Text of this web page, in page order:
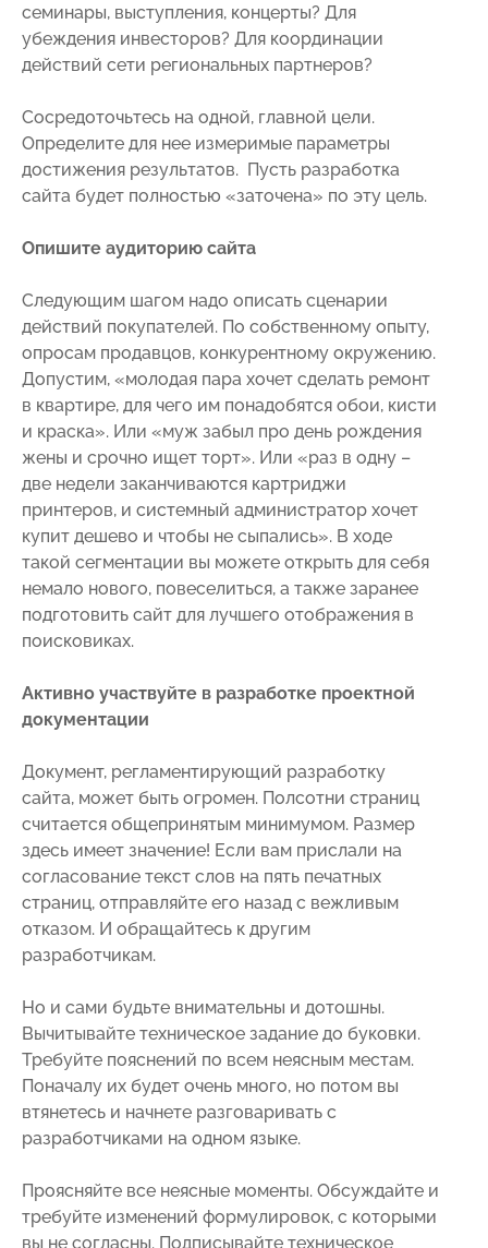
семинары, выступления, концерты? Для
убеждения инвесторов? Для координации
действий сети региональных партнеров?
Сосредоточьтесь на одной, главной цели.
Определите для нее измеримые параметры
достижения результатов. Пусть разработка
сайта будет полностью «заточена» по эту цель.
Опишите аудиторию сайта
Следующим шагом надо описать сценарии
действий покупателей. По собственному опыту,
опросам продавцов, конкурентному окружению.
Допустим, «молодая пара хочет сделать ремонт
в квартире, для чего им понадобятся обои, кисти
и краска». Или «муж забыл про день рождения
жены и срочно ищет торт». Или «раз в одну –
две недели заканчиваются картриджи
принтеров, и системный администратор хочет
купит дешево и чтобы не сыпались». В ходе
такой сегментации вы можете открыть для себя
немало нового, повеселиться, а также заранее
подготовить сайт для лучшего отображения в
поисковиках.
Активно участвуйте в разработке проектной
документации
Документ, регламентирующий разработку
сайта, может быть огромен. Полсотни страниц
считается общепринятым минимумом. Размер
здесь имеет значение! Если вам прислали на
согласование текст слов на пять печатных
страниц, отправляйте его назад с вежливым
отказом. И обращайтесь к другим
разработчикам.
Но и сами будьте внимательны и дотошны.
Вычитывайте техническое задание до буковки.
Требуйте пояснений по всем неясным местам.
Поначалу их будет очень много, но потом вы
втянетесь и начнете разговаривать с
разработчиками на одном языке.
Проясняйте все неясные моменты. Обсуждайте и
требуйте изменений формулировок, с которыми
вы не согласны. Подписывайте техническое